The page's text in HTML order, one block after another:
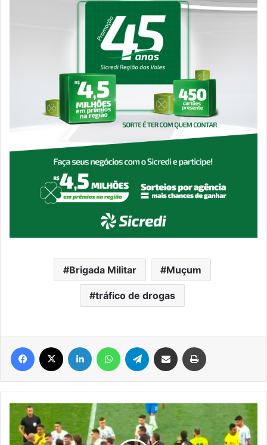
Brigada Militar Muçum
tráfico de drogas
Facebook Linkedin WhatsAppTelegram Compartilhar via e-mail
Anvisa
paralisa
jogo